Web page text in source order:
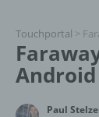
Touchportal >
Paul